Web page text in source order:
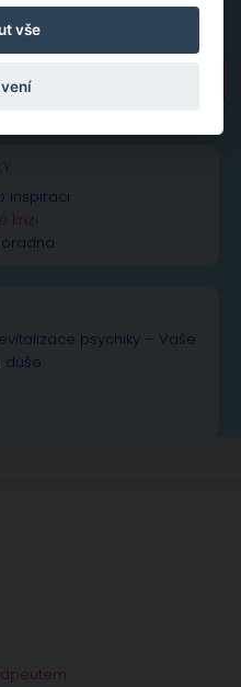
inspiraci
krizi
psychiky – Vaše
vše